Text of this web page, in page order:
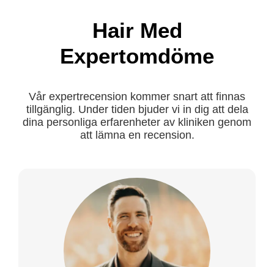
Hair Med
Expertomdöme
Vår expertrecension kommer snart att finnas
tillgänglig. Under tiden bjuder vi in dig att dela
dina personliga erfarenheter av kliniken genom
att lämna en recension.